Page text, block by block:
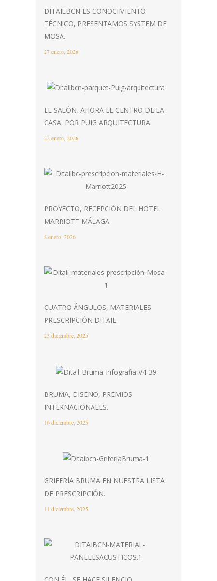
DITAILBCN ES CONOCIMIENTO
TÉCNICO, PRESENTAMOS SYSTEM DE
MOSA.
27 enero, 2026
EL SALÓN, AHORA EL CENTRO DE LA
CASA, POR PUIG ARQUITECTURA.
22 enero, 2026
PROYECTO, RECEPCIÓN DEL HOTEL
MARRIOTT MÁLAGA
8 enero, 2026
CUATRO ÁNGULOS, MATERIALES
PRESCRIPCIÓN DITAIL.
23 diciembre, 2025
BRUMA, DISEÑO, PREMIOS
INTERNACIONALES.
16 diciembre, 2025
GRIFERÍA BRUMA EN NUESTRA LISTA
DE PRESCRIPCIÓN.
11 diciembre, 2025